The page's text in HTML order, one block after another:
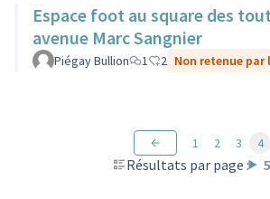
Espace foot au square des
avenue Marc Sangnier
Piégay Bullion 1 2 Non retenue
Résultats par page :
1 2 3 4